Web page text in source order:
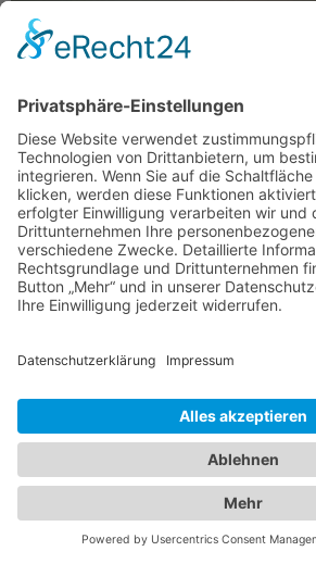
Darja Varfolomeev-
Olympiasiegerin
Datenschutz